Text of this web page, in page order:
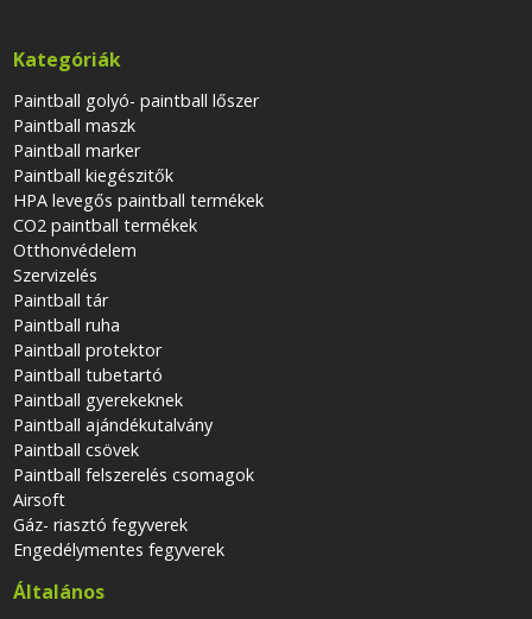
Kategóriák
Paintball golyó- paintball lőszer
Paintball maszk
Paintball marker
Paintball kiegészitők
HPA levegős paintball termékek
CO2 paintball termékek
Otthonvédelem
Szervizelés
Paintball tár
Paintball ruha
Paintball protektor
Paintball tubetartó
Paintball gyerekeknek
Paintball ajándékutalvány
Paintball csövek
Paintball felszerelés csomagok
Airsoft
Gáz- riasztó fegyverek
Engedélymentes fegyverek
Általános